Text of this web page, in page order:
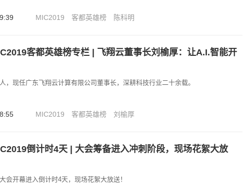
MIC2019 客都英雄榜 陈科明
客都英雄榜专栏 | 飞翔云董事长刘榆厚：让A.I.智能开
，现任广东飞翔云计算有限公司董事长，深耕科技行业二十余载。
MIC2019 客都英雄榜 刘榆厚
倒计时4天 | 大会筹备进入冲刺阶段，现场花絮大放
会开幕进入倒计时4天，现场花絮大放送！